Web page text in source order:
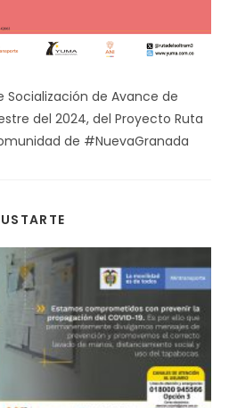
Socialización de Avance de
del 2024, del Proyecto Ruta
de #NuevaGranada